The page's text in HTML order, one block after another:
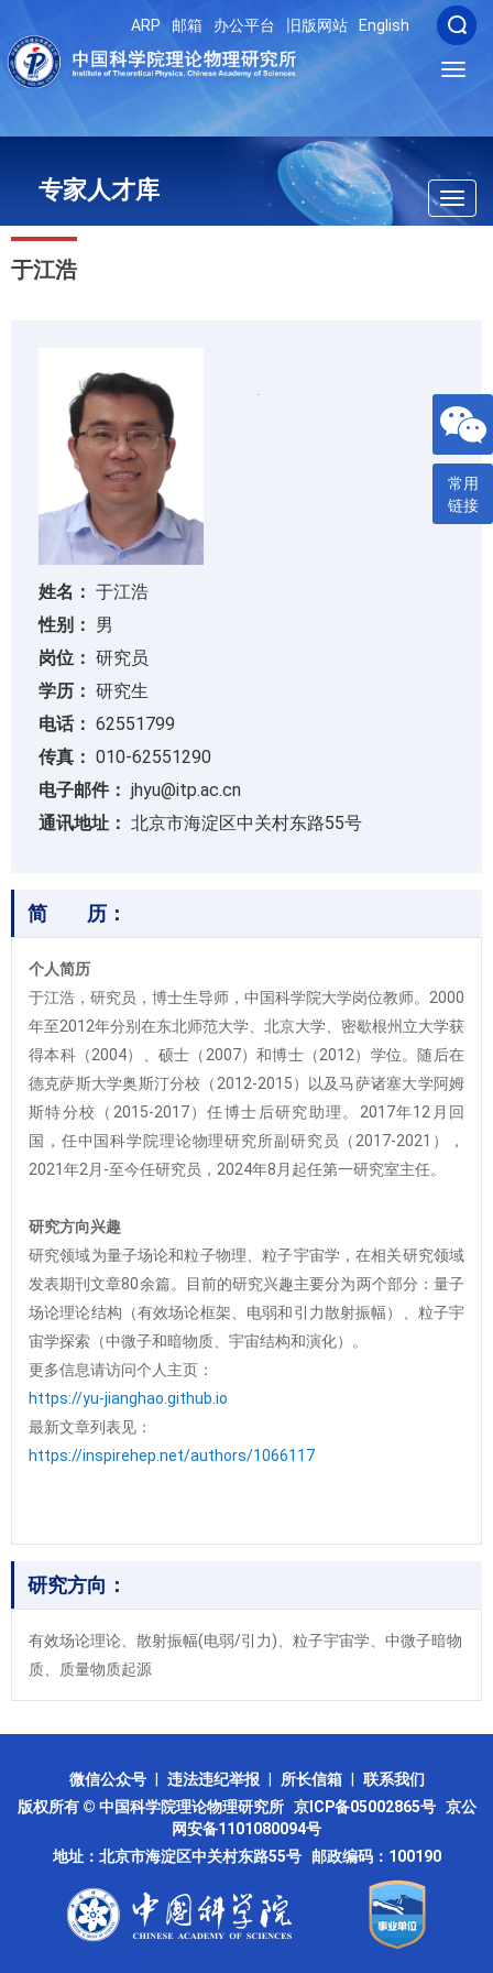
ARP 邮箱 办公平台 旧版网站 English
专家人才库
于江浩
姓名： 于江浩
性别： 男
岗位： 研究员
学历： 研究生
电话： 62551799
传真： 010-62551290
电子邮件： jhyu@itp.ac.cn
通讯地址： 北京市海淀区中关村东路55号
简 历：
个人简历
于江浩，研究员，博士生导师，中国科学院大学岗位教师。2000
年至2012年分别在东北师范大学、北京大学、密歇根州立大学获
得本科（2004）、硕士（2007）和博士（2012）学位。随后在
德克萨斯大学奥斯汀分校（2012-2015）以及马萨诸塞大学阿姆
斯特分校（2015-2017）任博士后研究助理。2017年12月回
国，任中国科学院理论物理研究所副研究员（2017-2021），
2021年2月-至今任研究员，2024年8月起任第一研究室主任。
研究方向兴趣
研究领域为量子场论和粒子物理、粒子宇宙学，在相关研究领域
发表期刊文章80余篇。目前的研究兴趣主要分为两个部分：量子
场论理论结构（有效场论框架、电弱和引力散射振幅）、粒子宇
宙学探索（中微子和暗物质、宇宙结构和演化）。
更多信息请访问个人主页：
https://yu-jianghao.github.io
最新文章列表见：
https://inspirehep.net/authors/1066117
研究方向：
有效场论理论、散射振幅(电弱/引力)、粒子宇宙学、中微子暗物
质、质量物质起源
常用
链接
微信公众号 违法违纪举报 所长信箱
联系我们
版权所有 © 中国科学院理论物理研究所 京ICP备05002865号 京公
网安备1101080094号
地址：北京市海淀区中关村东路55号 邮政编码：100190